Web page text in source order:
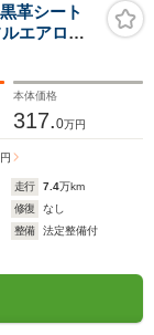
革シート
ルエアロ
タップ車
ツェリア
本体価格
317.0万円
円
走行 7.4万km
修復
なし
整備
法定整備付